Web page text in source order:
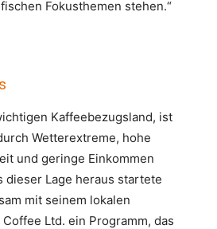
Fokusthemen stehen.“
Kaffeebezugsland, ist
Wetterextreme, hohe
und geringe Einkommen
dieser Lage heraus startete
mit seinem lokalen
Ltd. ein Programm, das